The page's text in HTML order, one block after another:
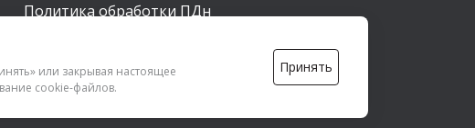
Политика обработки ПДн
info@dsspkazan.ru
или закрывая настоящее
cookie-файлов.
Принять